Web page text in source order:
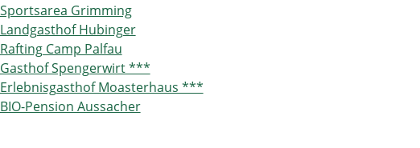
Sportsarea Grimming
Landgasthof Hubinger
Rafting Camp Palfau
Gasthof Spengerwirt ***
Erlebnisgasthof Moasterhaus ***
BIO-Pension Aussacher